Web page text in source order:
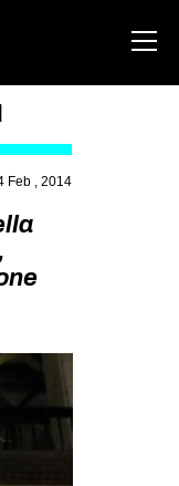
Feb , 2014